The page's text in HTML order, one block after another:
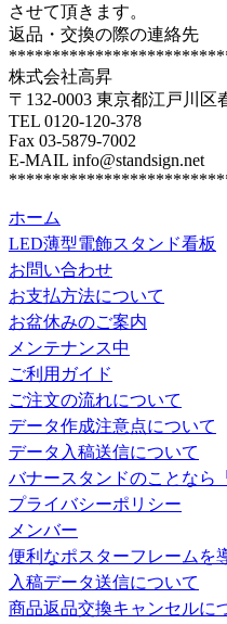
させて頂きます。
返品・交換の際の連絡先
株式会社高昇
〒132-0003 東京都江戸川区
TEL 0120-120-378
Fax 03-5879-7002
E-MAIL info@standsign.net
ホーム
LED薄型電飾スタンド看板
お問い合わせ
お支払方法について
お盆休みのご案内
メンテナンス中
ご利用ガイド
ご注文の流れについて
データ作成注意点について
データ入稿送信について
バナースタンドのことなら
プライバシーポリシー
メンバー
便利なポスターフレームを
入稿データ送信について
商品返品交換キャンセルに